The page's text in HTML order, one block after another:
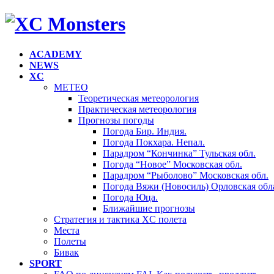
ACADEMY
NEWS
XC
METEO
Теоретическая метеорология
Практическая метеорология
Прогнозы погоды
Погода Бир. Индия.
Погода Покхара. Непал.
Парадром “Кончинка” Тульская обл.
Погода “Новое” Московская обл.
Парадром “Рыболово” Московская обл.
Погода Вяжи (Новосиль) Орловская
Погода Юца.
Ближайшие прогнозы
Стратегия и тактика XC полета
Места
Полеты
Бивак
SPORT